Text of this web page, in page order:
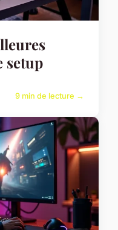
setup
9 min de lecture →